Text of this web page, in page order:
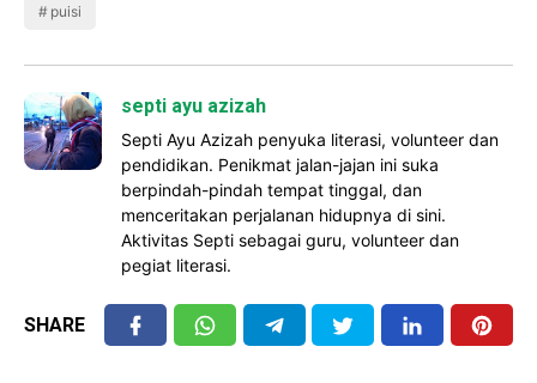
puisi
septi ayu azizah
Septi Ayu Azizah penyuka literasi, volunteer dan
pendidikan. Penikmat jalan-jajan ini suka
berpindah-pindah tempat tinggal, dan
menceritakan perjalanan hidupnya di sini.
Aktivitas Septi sebagai guru, volunteer dan
pegiat literasi.
SHARE